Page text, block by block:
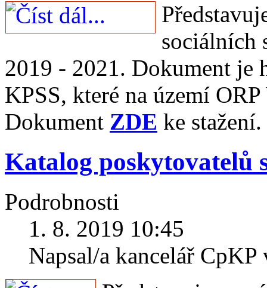
sociálních
2019 - 2021. Dokument je
KPSS, které na území
Dokument ZDE ke stažení.
Katalog poskytovatelů
Podrobnosti
1. 8. 2019 10:45
Napsal/a kancelář